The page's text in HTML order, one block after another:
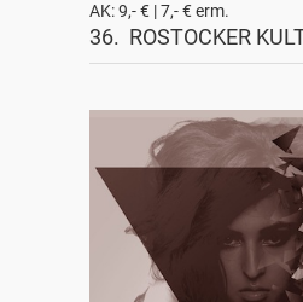
AK: 9,- € | 7,- € erm.
36. ROSTOCKER